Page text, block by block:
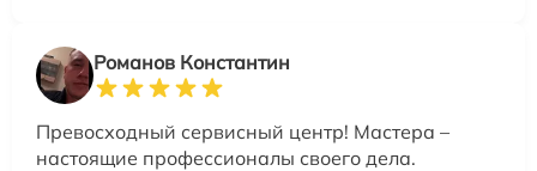
Романов Константин
Превосходный сервисный центр! Мастера –
настоящие профессионалы своего дела.